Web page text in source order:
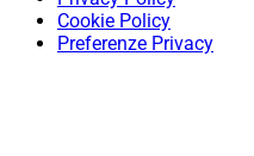
Cookie Policy
Preferenze Privacy